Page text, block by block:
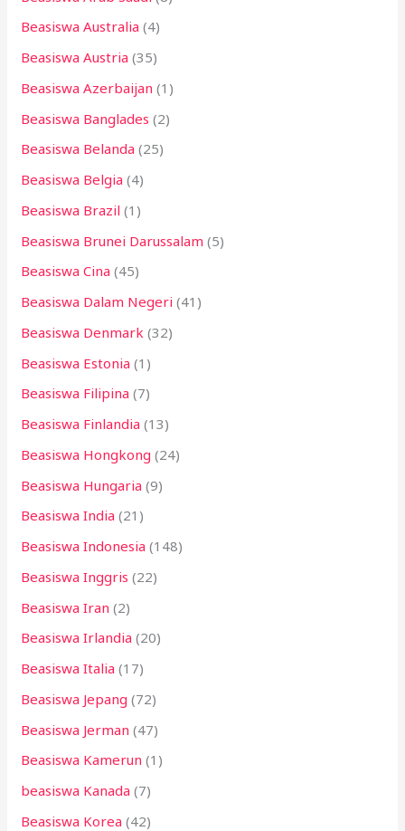
:Beasiswa Australia (4)
Beasiswa Austria (35)
Beasiswa Azerbaijan (1)
Beasiswa Banglades (2)
Beasiswa Belanda (25)
Beasiswa Belgia (4)
Beasiswa Brazil (1)
Beasiswa Brunei Darussalam (5)
Beasiswa Cina (45)
Beasiswa Dalam Negeri (41)
Beasiswa Denmark (32)
Beasiswa Estonia (1)
Beasiswa Filipina (7)
Beasiswa Finlandia (13)
Beasiswa Hongkong (24)
Beasiswa Hungaria (9)
Beasiswa India (21)
Beasiswa Indonesia (148)
Beasiswa Inggris (22)
Beasiswa Iran (2)
Beasiswa Irlandia (20)
Beasiswa Italia (17)
Beasiswa Jepang (72)
Beasiswa Jerman (47)
Beasiswa Kamerun (1)
beasiswa Kanada (7)
Beasiswa Korea (42)